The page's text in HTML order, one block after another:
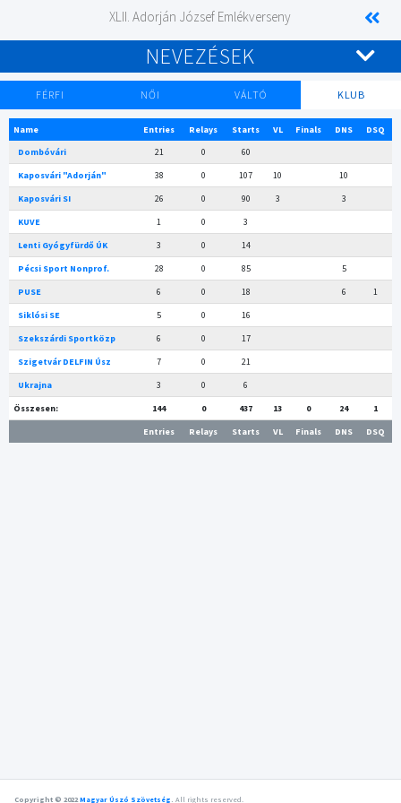
XLII. Adorján József Emlékverseny
NEVEZÉSEK
FÉRFI NŐI VÁLTÓ KLUB
Name Entries Relays Starts VL Finals DNS
DSQ
Dombóvári
21 0
60
Kaposvári "Adorján"
38 0 107 10
10
Kaposvári SI
26 0 90 3
3
KUVE
1 0
3
Lenti Gyógyfürdő ÚK
3 0
14
Pécsi Sport Nonprof.
28 0 85
5
PUSE
6 0 18 6
1
Siklósi SE
5 0
16
Szekszárdi Sportközp
6 0
17
Szigetvár DELFIN Úsz
7 0
21
Ukrajna
3 0
6
Összesen:
144 0 437 13 0 24
1
Entries
Relays Starts VL Finals DNS DSQ
Copyright © 2022Magyar Úszó Szövetség . All rights reserved.